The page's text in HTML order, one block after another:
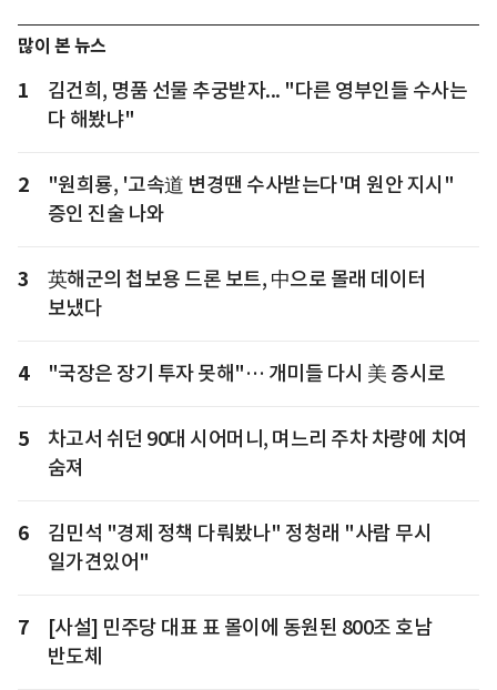
많이 본 뉴스
1
김건희, 명품 선물 추궁받자... "다른 영부인들 수사는
다 해봤냐"
2
"원희룡, '고속道 변경땐 수사받는다'며 원안 지시"
증인 진술 나와
3
英해군의 첩보용 드론 보트, 中으로 몰래 데이터
보냈다
4 "국장은 장기 투자 못해"… 개미들 다시 美 증시로
5
차고서 쉬던 90대 시어머니, 며느리 주차 차량에 치여
숨져
6
김민석 "경제 정책 다뤄봤나" 정청래 "사람 무시
일가견있어"
7
[사설] 민주당 대표 표 몰이에 동원된 800조 호남
반도체